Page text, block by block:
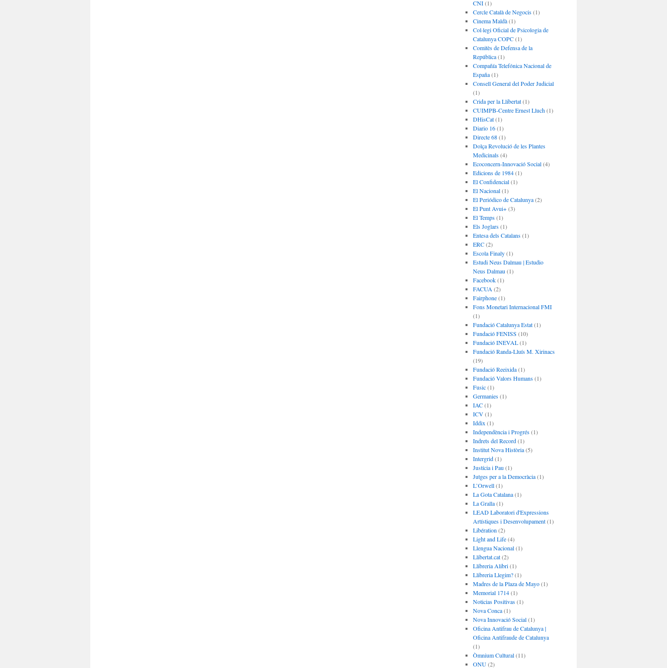
CNI(1)
Cercle Català de Negocis(1)
Cinema Maldà(1)
Col·legi Oficial de Psicologia de
Catalunya COPC(1)
Comitès de Defensa de la
República(1)
Compañía Telefónica Nacional de
España(1)
Consell General del Poder Judicial
(1)
Crida per la Llibertat(1)
CUIMPB-Centre Ernest Lluch(1)
DHisCat(1)
Diario 16(1)
Directe 68(1)
Dolça Revolució de les Plantes
Medicinals(4)
Ecoconcern-Innovació Social(4)
Edicions de 1984(1)
El Confidencial(1)
El Nacional(1)
El Periódico de Catalunya(2)
El Punt Avui+(3)
El Temps(1)
Els Joglars(1)
Entesa dels Catalans(1)
ERC(2)
Escola Finaly(1)
Estudi Neus Dalmau | Estudio
Neus Dalmau (1)
Facebook(1)
FACUA (2)
Fairphone(1)
Fons Monetari Internacional FMI
(1)
Fundació Catalunya Estat(1)
Fundació FENISS (10)
Fundació INEVAL(1)
Fundació Randa-Lluís M. Xirinacs
(19)
Fundació Reeixida(1)
Fundació Valors Humans(1)
Fusic(1)
Germanies(1)
IAC(1)
ICV(1)
Iddix (1)
Independència i Progrés(1)
Indrets del Record(1)
Institut Nova Història(5)
Intergrid(1)
Justícia i Pau (1)
Jutges per a la Democràcia(1)
L’Orwell(1)
La Gota Catalana(1)
La Gralla(1)
LEAD Laboratori d'Expressions
Artístiques i Desenvolupament(1)
Libération (2)
Light and Life(4)
Llengua Nacional(1)
Llibertat.cat(2)
Llibreria Alibri(1)
Llibreria Llegim?(1)
Madres de la Plaza de Mayo(1)
Memorial 1714(1)
Noticias Positivas(1)
Nova Conca(1)
Nova Innovació Social(1)
Oficina Antifrau de Catalunya |
Oficina Antifraude de Catalunya
(1)
Òmnium Cultural(11)
ONU(2)